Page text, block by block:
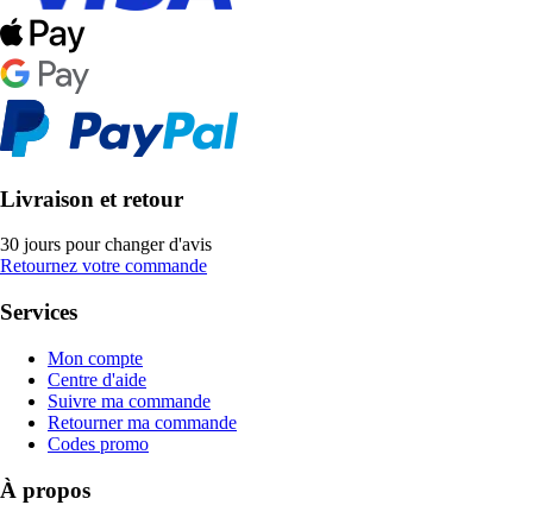
Livraison et retour
30 jours pour changer d'avis
Retournez votre commande
Services
Mon compte
Centre d'aide
Suivre ma commande
Retourner ma commande
Codes promo
À propos